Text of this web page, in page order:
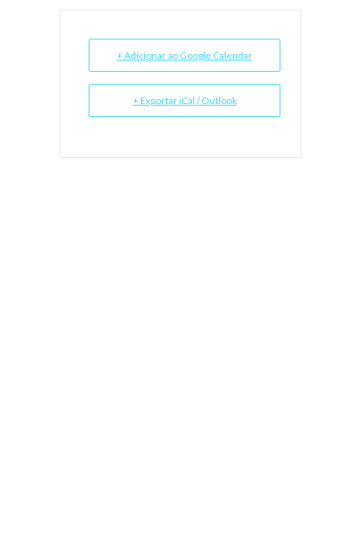
+ Adicionar ao Google Calendar
+ Exportar iCal / Outlook